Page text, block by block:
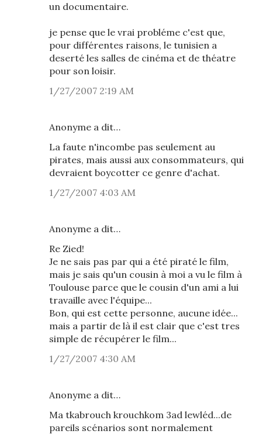
un documentaire.
je pense que le vrai probléme c'est que,
pour différentes raisons, le tunisien a
deserté les salles de cinéma et de théatre
pour son loisir.
1/27/2007 2:19 AM
Anonyme a dit…
La faute n'incombe pas seulement au
pirates, mais aussi aux consommateurs, qui
devraient boycotter ce genre d'achat.
1/27/2007 4:03 AM
Anonyme a dit…
Re Zied!
Je ne sais pas par qui a été piraté le film,
mais je sais qu'un cousin à moi a vu le film à
Toulouse parce que le cousin d'un ami a lui
travaille avec l'équipe...
Bon, qui est cette personne, aucune idée...
mais a partir de là il est clair que c'est tres
simple de récupérer le film...
1/27/2007 4:30 AM
Anonyme a dit…
Ma tkabrouch krouchkom 3ad lewléd...de
pareils scénarios sont normalement